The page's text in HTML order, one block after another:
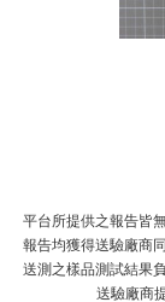
平台所提供之報告皆
報告均獲得送驗廠商
送測之樣品測試結果
送驗廠商